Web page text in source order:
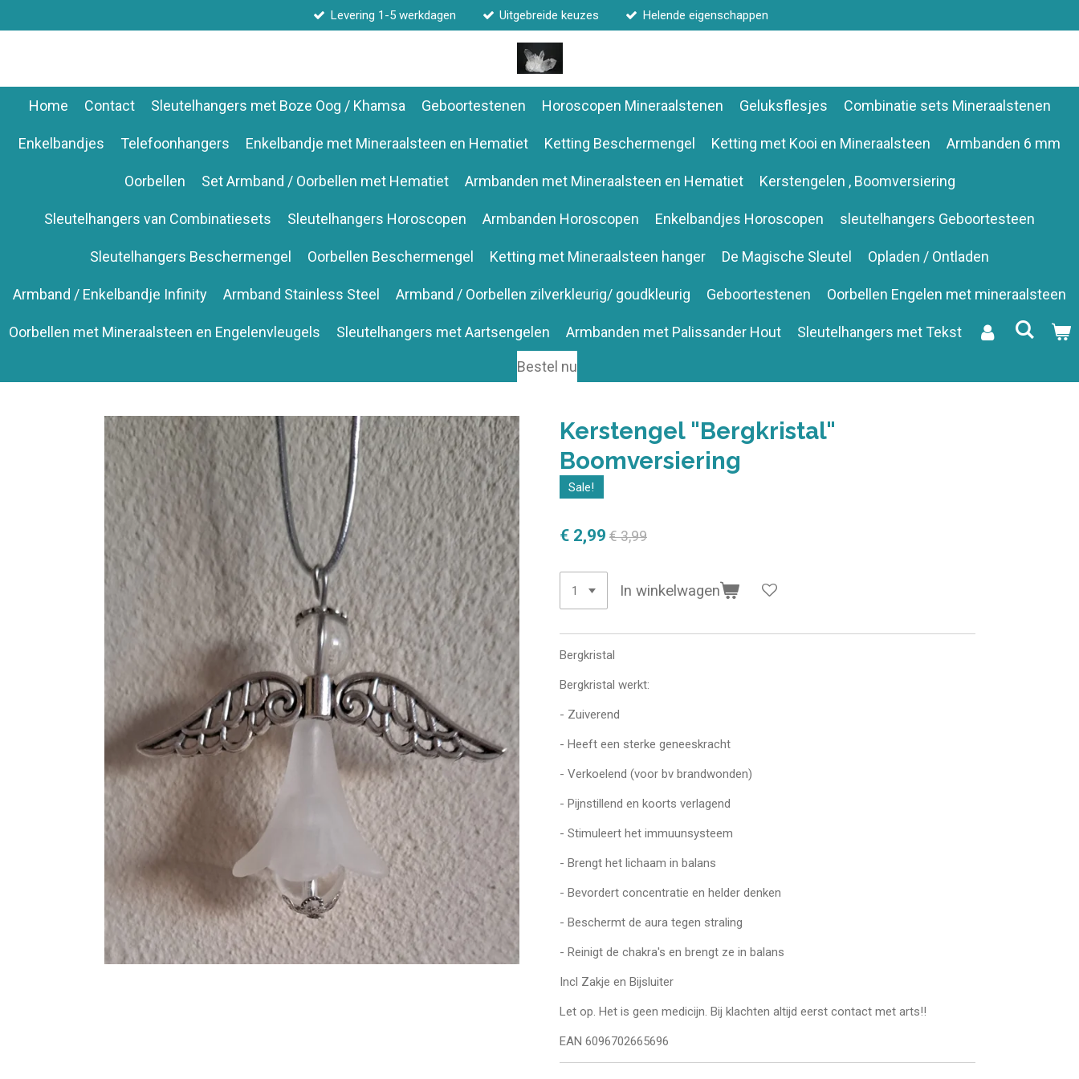
direct
hoofdinhoud
Levering 1-5 werkdagen Uitgebreide keuzes Helende eigenschappen
Home Contact Sleutelhangers met Boze Oog / Khamsa Geboortestenen Horoscopen Mineraalstenen Geluksflesjes Combinatie sets Mineraalstenen
Enkelbandjes Telefoonhangers Enkelbandje met Mineraalsteen en Hematiet Ketting Beschermengel Ketting met Kooi en Mineraalsteen Armbanden 6 mm
Oorbellen Set Armband / Oorbellen met Hematiet Armbanden met Mineraalsteen en Hematiet Kerstengelen , Boomversiering
Sleutelhangers van Combinatiesets Sleutelhangers Horoscopen Armbanden Horoscopen Enkelbandjes Horoscopen sleutelhangers Geboortesteen
Sleutelhangers Beschermengel Oorbellen Beschermengel Ketting met Mineraalsteen hanger De Magische Sleutel Opladen / Ontladen
Armband / Enkelbandje Infinity Armband Stainless Steel Armband / Oorbellen zilverkleurig/ goudkleurig Geboortestenen Oorbellen Engelen met mineraalsteen
Oorbellen met Mineraalsteen en Engelenvleugels Sleutelhangers met Aartsengelen Armbanden met Palissander Hout Sleutelhangers met Tekst
Bestel nu
Kerstengel "Bergkristal"
Boomversiering
Sale!
€ 2,99 € 3,99
In winkelwagen
Bergkristal
Bergkristal werkt:
- Zuiverend
- Heeft een sterke geneeskracht
- Verkoelend (voor bv brandwonden)
- Pijnstillend en koorts verlagend
- Stimuleert het immuunsysteem
- Brengt het lichaam in balans
- Bevordert concentratie en helder denken
- Beschermt de aura tegen straling
- Reinigt de chakra's en brengt ze in balans
Incl Zakje en Bijsluiter
Let op. Het is geen medicijn. Bij klachten altijd eerst contact met arts!!
EAN 6096702665696